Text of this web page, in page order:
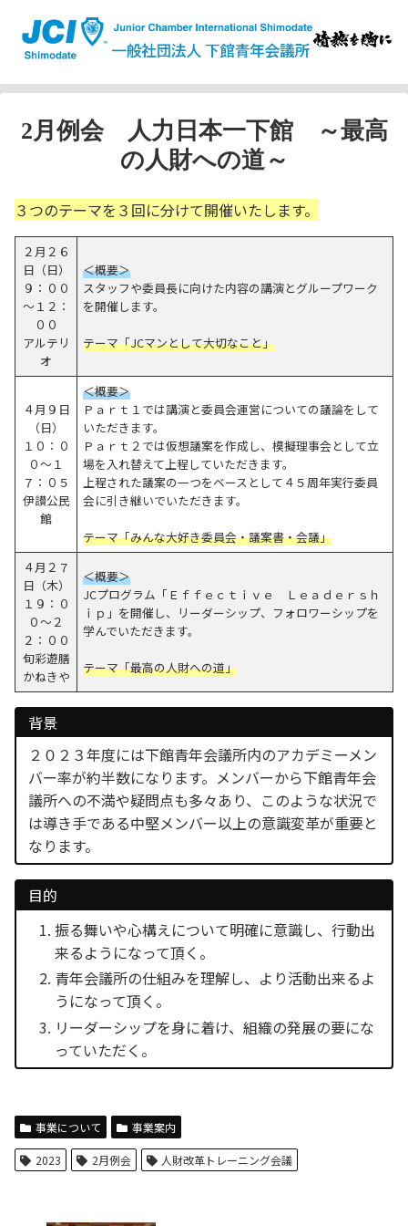
2月例会 人力日本一下館 ～最高
の人財への道～
３つのテーマを３回に分けて開催いたします。
２月２６
日（日）
９：００
～１２：
００
アルテリ
オ
＜概要＞
スタッフや委員長に向けた内容の講演とグループワーク
を開催します。
テーマ「JCマンとして大切なこと」
４月９日
（日）
１０：０
０～１
７：０５
伊讃公民
館
＜概要＞
Ｐａｒｔ１では講演と委員会運営についての議論をして
いただきます。
Ｐａｒｔ２では仮想議案を作成し、模擬理事会として立
場を入れ替えて上程していただきます。
上程された議案の一つをベースとして４５周年実行委員
会に引き継いでいただきます。
テーマ「みんな大好き委員会・議案書・会議」
４月２７
日（木）
１９：０
０～２
２：００
旬彩遊膳
かねきや
＜概要＞
JCプログラム「Ｅｆｆｅｃｔｉｖｅ Ｌｅａｄｅｒｓｈ
ｉｐ」を開催し、リーダーシップ、フォロワーシップを
学んでいただきます。
テーマ「最高の人財への道」
背景
２０２３年度には下館青年会議所内のアカデミーメン
バー率が約半数になります。メンバーから下館青年会
議所への不満や疑問点も多々あり、このような状況で
は導き手である中堅メンバー以上の意識変革が重要と
なります。
目的
振る舞いや心構えについて明確に意識し、行動出
来るようになって頂く。
青年会議所の仕組みを理解し、より活動出来るよ
うになって頂く。
リーダーシップを身に着け、組織の発展の要にな
っていただく。
事業について 事業案内
2023 2月例会 人財改革トレーニング会議